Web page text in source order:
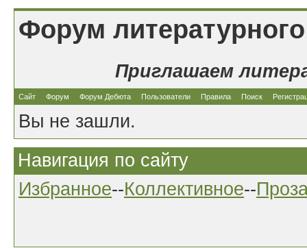
Форум
Приглашаем
Сайт Форум Форум Дебюта Пользователи Правила Поиск
Вы не зашли.
Навигация по сайту
Избранное--Коллективное--